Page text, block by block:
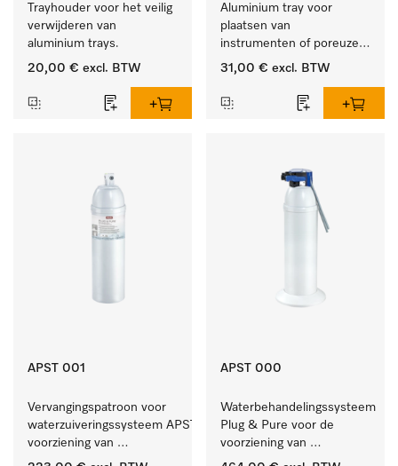
Trayhouder voor het veilig
verwijderen van
aluminium trays.
20,00 € excl. BTW
Aluminium tray voor
plaatsen van
instrumenten of poreuze
goederen, klein.
31,00 € excl. BTW
APST 001
Vervangingspatroon voor
waterzuiveringssysteem APST 000,
voorziening van
gedemineraliseerd water.
APST 000
Waterbehandelingssysteem
Plug & Pure voor de
voorziening van
gedemineraliseerd water.